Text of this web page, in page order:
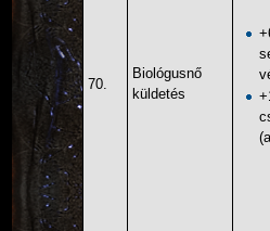
70.
Biológusnő
küldetés